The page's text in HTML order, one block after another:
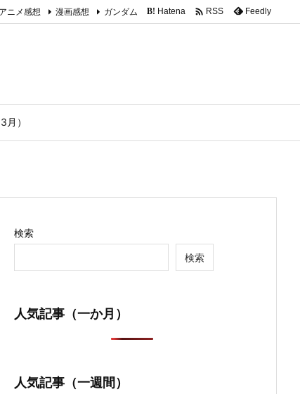
）
アニメ感想 漫画感想 ガンダム B! Hatena  RSS Feedly
検索
検索
人気記事（一か月）
人気記事（一週間）